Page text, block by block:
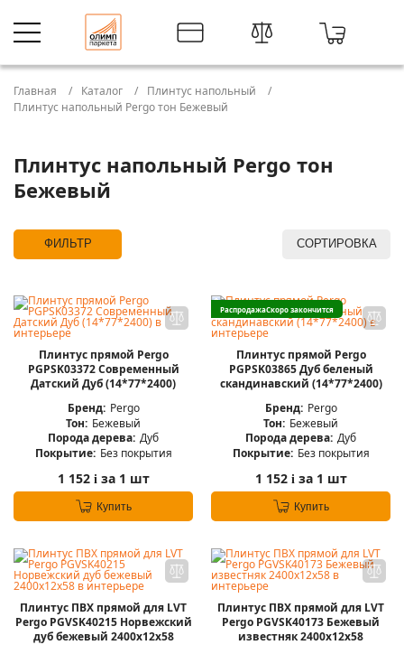
Главная Каталог
Плинтус напольный
Плинтус напольный Pergo тон Бежевый
Плинтус напольный Pergo тон
Бежевый
ФИЛЬТР СОРТИРОВКА
Плинтус прямой Pergo
PGPSK03372 Современный
Датский Дуб (14*77*2400)
Бренд: Pergo
Тон: Бежевый
Порода дерева: Дуб
Покрытие: Без покрытия
1 152 iза 1 шт
Купить
РаспродажаСкоро закончится
Плинтус прямой Pergo
PGPSK03865 Дуб беленый
скандинавский (14*77*2400)
Бренд: Pergo
Тон: Бежевый
Порода дерева: Дуб
Покрытие: Без покрытия
1 152 iза 1 шт
Купить
Плинтус ПВХ прямой для LVT
Pergo PGVSK40215 Норвежский
дуб бежевый 2400х12х58
Плинтус ПВХ прямой для LVT
Pergo PGVSK40173 Бежевый
известняк 2400х12х58